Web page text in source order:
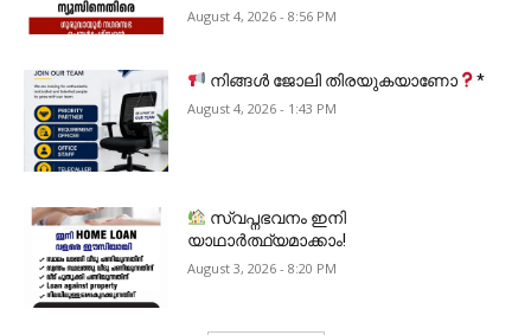
August 4, 2026 - 8:56 PM
നിങ്ങൾ ജോലി തിരയുകയാണോ *
August 4, 2026 - 1:43 PM
സ്വപ്നഭവനം ഇനി
യാഥാർത്ഥ്യമാക്കാം!
August 3, 2026 - 8:20 PM